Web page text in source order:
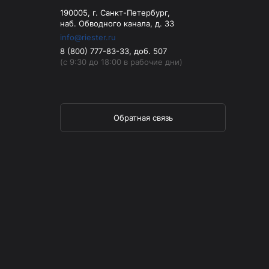
190005, г. Санкт-Петербург,
наб. Обводного канала, д. 33
info@riester.ru
8 (800) 777-83-33, доб. 507
(с 9:30 до 18:00 в рабочие дни)
Обратная связь